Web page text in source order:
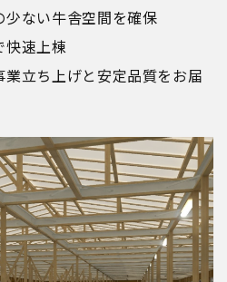
ない牛舎空間を確保
快速上棟
立ち上げと安定品質をお届